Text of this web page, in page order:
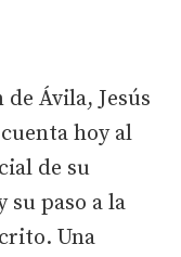
Ávila, Jesús
hoy al
de su
su paso a la
Una